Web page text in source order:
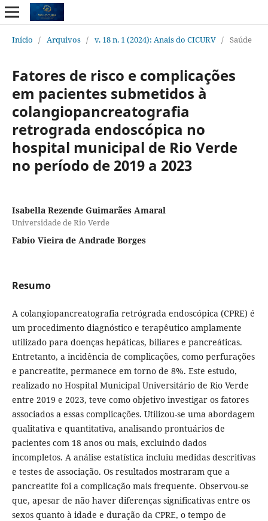
Início / Arquivos / v. 18 n. 1 (2024): Anais do CICURV / Saúde
Fatores de risco e complicações
em pacientes submetidos à
colangiopancreatografia
retrograda endoscópica no
hospital municipal de Rio Verde
no período de 2019 a 2023
Isabella Rezende Guimarães Amaral
Universidade de Rio Verde
Fabio Vieira de Andrade Borges
Resumo
A colangiopancreatografia retrógrada endoscópica (CPRE) é
um procedimento diagnóstico e terapêutico amplamente
utilizado para doenças hepáticas, biliares e pancreáticas.
Entretanto, a incidência de complicações, como perfurações
e pancreatite, permanece em torno de 8%. Este estudo,
realizado no Hospital Municipal Universitário de Rio Verde
entre 2019 e 2023, teve como objetivo investigar os fatores
associados a essas complicações. Utilizou-se uma abordagem
qualitativa e quantitativa, analisando prontuários de
pacientes com 18 anos ou mais, excluindo dados
incompletos. A análise estatística incluiu medidas descritivas
e testes de associação. Os resultados mostraram que a
pancreatite foi a complicação mais frequente. Observou-se
que, apesar de não haver diferenças significativas entre os
sexos quanto à idade e duração da CPRE, o tempo de